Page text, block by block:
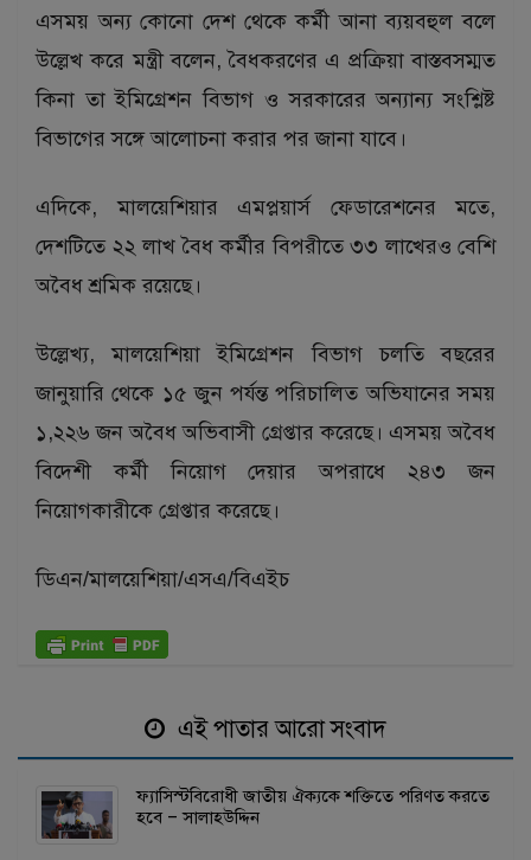
এসময় অন্য কোনো দেশ থেকে কর্মী আনা ব্যয়বহুল বলে
উল্লেখ করে মন্ত্রী বলেন, বৈধকরণের এ প্রক্রিয়া বাস্তবসম্মত
কিনা তা ইমিগ্রেশন বিভাগ ও সরকারের অন্যান্য সংশ্লিষ্ট
বিভাগের সঙ্গে আলোচনা করার পর জানা যাবে।
এদিকে, মালয়েশিয়ার এমপ্লয়ার্স ফেডারেশনের মতে,
দেশটিতে ২২ লাখ বৈধ কর্মীর বিপরীতে ৩৩ লাখেরও বেশি
অবৈধ শ্রমিক রয়েছে।
উল্লেখ্য, মালয়েশিয়া ইমিগ্রেশন বিভাগ চলতি বছরের
জানুয়ারি থেকে ১৫ জুন পর্যন্ত পরিচালিত অভিযানের সময়
১,২২৬ জন অবৈধ অভিবাসী গ্রেপ্তার করেছে। এসময় অবৈধ
বিদেশী কর্মী নিয়োগ দেয়ার অপরাধে ২৪৩ জন
নিয়োগকারীকে গ্রেপ্তার করেছে।
ডিএন/মালয়েশিয়া/এসএ/বিএইচ
এই পাতার আরো সংবাদ
ফ্যাসিস্টবিরোধী জাতীয় ঐক্যকে শক্তিতে পরিণত করতে
হবে – সালাহউদ্দিন